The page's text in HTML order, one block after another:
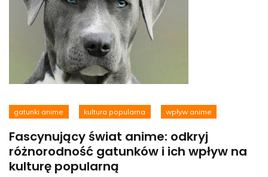
gatunki anime kultura popularna wpływ anime
Fascynujący świat anime: odkryj
różnorodność gatunków i ich wpływ na
kulturę popularną